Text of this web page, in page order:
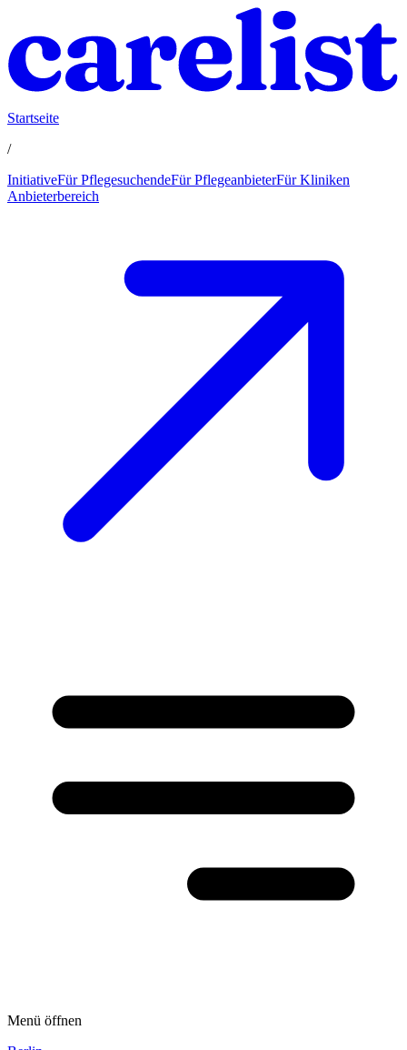
Startseite
/
InitiativeFür PflegesuchendeFür PflegeanbieterFür Kliniken
Anbieterbereich
Menü öffnen